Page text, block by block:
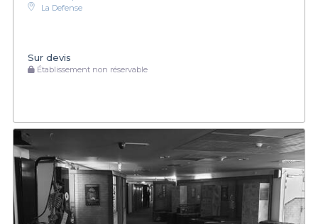
La Defense
Sur devis
Établissement non réservable